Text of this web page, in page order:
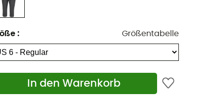
: Größentabelle
In den Warenkorb